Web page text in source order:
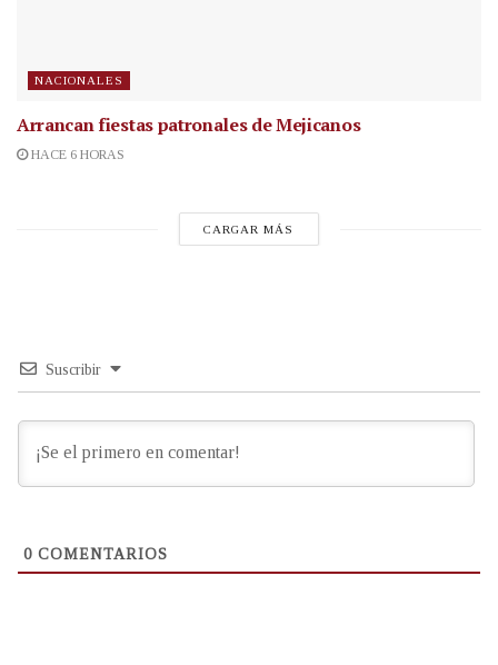
NACIONALES
Arrancan fiestas patronales de Mejicanos
HACE 6 HORAS
CARGAR MÁS
Suscribir
0 COMENTARIOS